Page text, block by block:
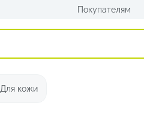
Покупателям
Для кожи